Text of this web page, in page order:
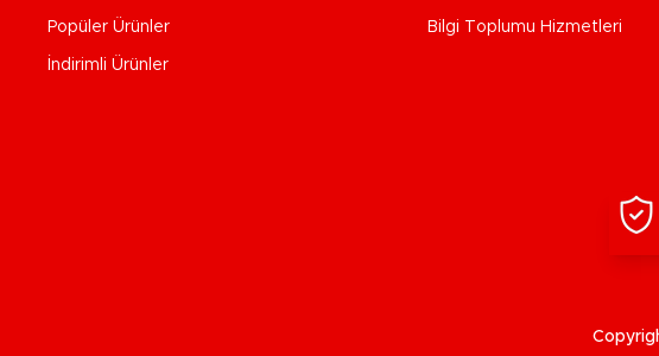
Popüler Ürünler
İndirimli Ürünler
Bilgi Toplumu Hizmetleri